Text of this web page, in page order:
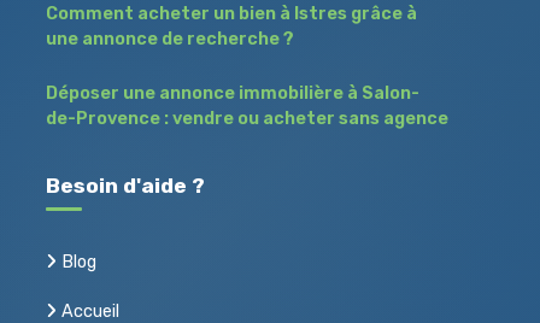
Comment acheter un bien à Istres grâce à
une annonce de recherche ?
Déposer une annonce immobilière à Salon-
de-Provence : vendre ou acheter sans agence
Besoin d'aide ?
Blog
Accueil